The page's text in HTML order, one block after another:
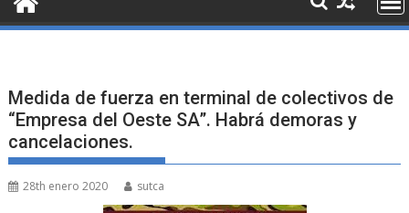
Medida de fuerza en terminal de colectivos de
“Empresa del Oeste SA”. Habrá demoras y
cancelaciones.
28th enero 2020 sutca